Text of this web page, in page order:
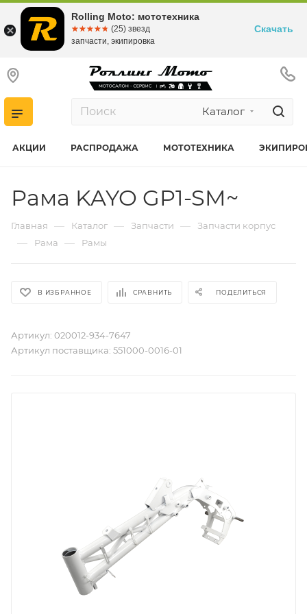
Каталог
АКЦИИ РАСПРОДАЖА МОТОТЕХНИКА
Рама KAYO GP1-SM~
Главная — Каталог — Запчасти — Запчасти корпус
— Рама — Рамы
В ИЗБРАННОЕ СРАВНИТЬ ПОДЕЛИТЬСЯ
Артикул: 020012-934-7647
Артикул поставщика: 551000-0016-01
Rolling Moto: мототехника
☆☆☆☆☆
★★★★★ (25) звезд
запчасти, экипировка
Скачать